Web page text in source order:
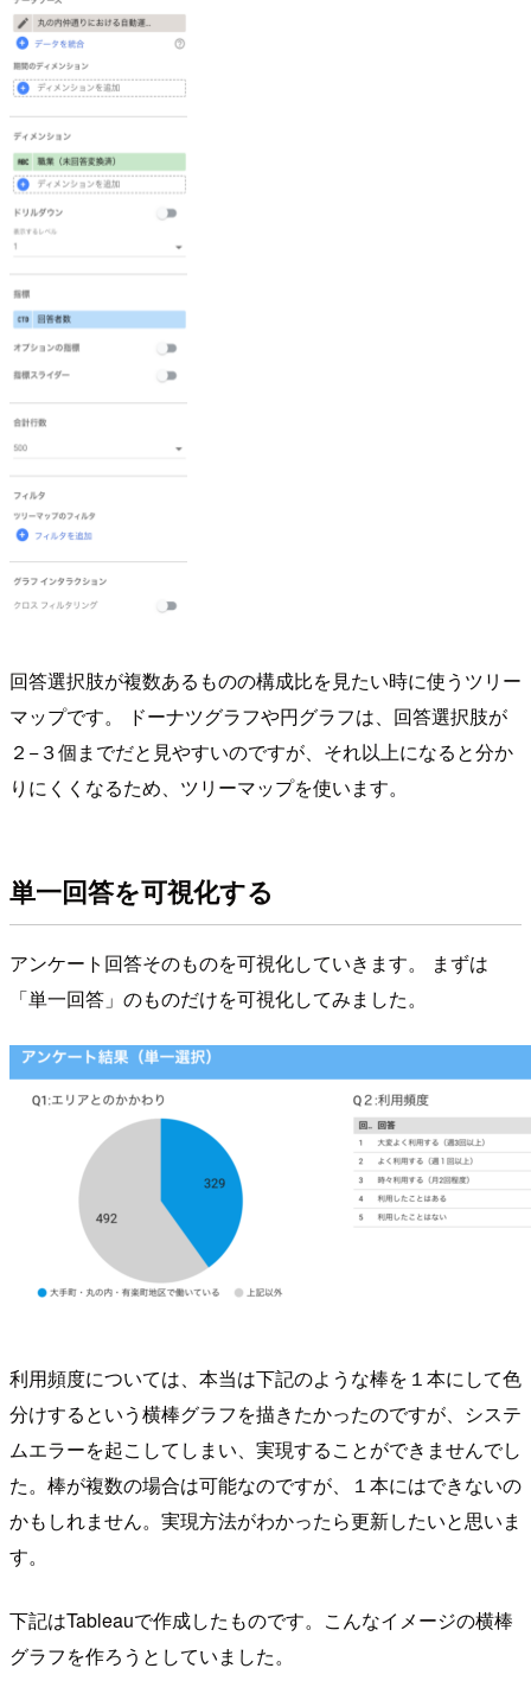
回答選択肢が複数あるものの構成比を見たい時に使うツリー
マップです。 ドーナツグラフや円グラフは、回答選択肢が
２−３個までだと見やすいのですが、それ以上になると分か
りにくくなるため、ツリーマップを使います。
単一回答を可視化する
アンケート回答そのものを可視化していきます。 まずは
「単一回答」のものだけを可視化してみました。
利用頻度については、本当は下記のような棒を１本にして色
分けするという横棒グラフを描きたかったのですが、システ
ムエラーを起こしてしまい、実現することができませんでし
た。棒が複数の場合は可能なのですが、１本にはできないの
かもしれません。実現方法がわかったら更新したいと思いま
す。
下記はTableauで作成したものです。こんなイメージの横棒
グラフを作ろうとしていました。